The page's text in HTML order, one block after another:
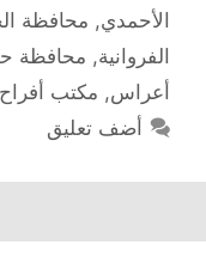
الأحمدي, محافظة
الفروانية, محافظة
أعراس, مكتب أفراح
أضف تعليق